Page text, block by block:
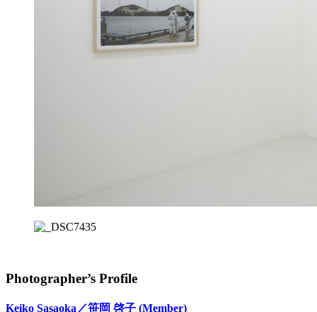
Photographer’s Profile
Keiko Sasaoka／笹岡 啓子 (Member)